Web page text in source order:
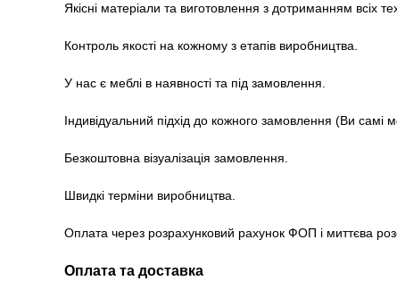
Якісні матеріали та виготовлення з дотриманням всіх
Контроль якості на кожному з етапів виробництва.
У нас є меблі в наявності та під замовлення.
Індивідуальний підхід до кожного замовлення (Ви
Безкоштовна візуалізація замовлення.
Швидкі терміни виробництва.
Оплата через розрахунковий рахунок ФОП і миттєва
Оплата та доставка